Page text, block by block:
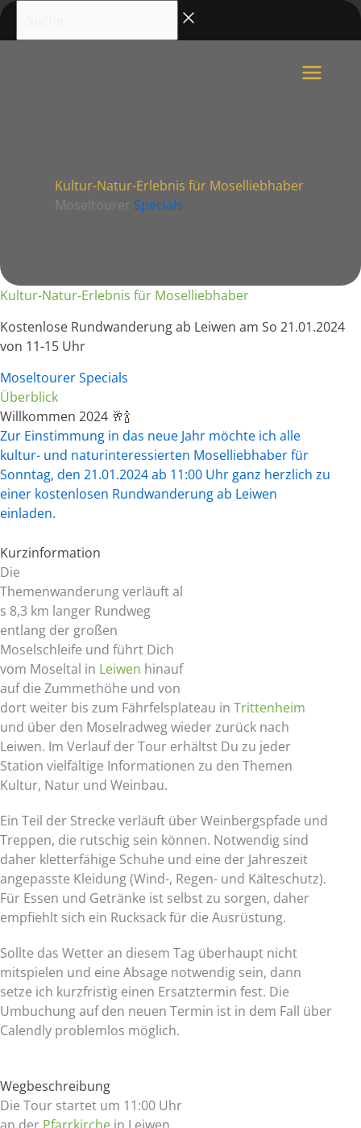
Zum
Kultur-Natur-Erlebnis für Moselliebhaber
Moseltourer Specials
Kultur-Natur-Erlebnis für Moselliebhaber
Kostenlose Rundwanderung ab Leiwen am So 21.01.2024
von 11-15 Uhr
Moseltourer Specials
Überblick
Willkommen 2024 🥂🍾
Zur Einstimmung in das neue Jahr möchte ich alle
kultur- und naturinteressierten Moselliebhaber für
Sonntag, den 21.01.2024 ab 11:00 Uhr ganz herzlich zu
einer kostenlosen Rundwanderung ab Leiwen
einladen.
Kurzinformation
Die
Themenwanderung verläuft al
s 8,3 km langer Rundweg
entlang der großen
Moselschleife und führt Dich
vom Moseltal in Leiwen hinauf
auf die Zummethöhe und von
dort weiter bis zum Fährfelsplateau in Trittenheim
und über den Moselradweg wieder zurück nach
Leiwen. Im Verlauf der Tour erhältst Du zu jeder
Station vielfältige Informationen zu den Themen
Kultur, Natur und Weinbau.
Ein Teil der Strecke verläuft über Weinbergspfade und
Treppen, die rutschig sein können. Notwendig sind
daher kletterfähige Schuhe und eine der Jahreszeit
angepasste Kleidung (Wind-, Regen- und Kälteschutz).
Für Essen und Getränke ist selbst zu sorgen, daher
empfiehlt sich ein Rucksack für die Ausrüstung.
Sollte das Wetter an diesem Tag überhaupt nicht
mitspielen und eine Absage notwendig sein, dann
setze ich kurzfristig einen Ersatztermin fest. Die
Umbuchung auf den neuen Termin ist in dem Fall über
Calendly problemlos möglich.
Wegbeschreibung
Die Tour startet um 11:00 Uhr